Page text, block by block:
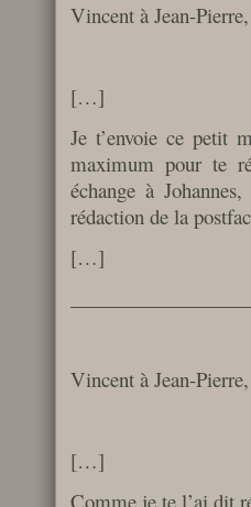
Vincent à Jean-
[…]
Je t’envoie ce petit
maximum pour te
échange à
rédaction de la
[…]
Vincent à Jean-
[…]
Comme je te l’ai dit